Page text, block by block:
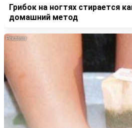
Грибок на ногтях стирается
домашний метод